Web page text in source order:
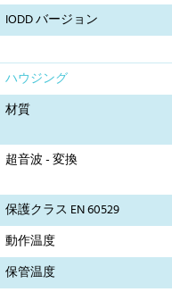
IODD バージョン
ハウジング
材質
超音波 - 変換
保護クラス EN 60529
動作温度
保管温度